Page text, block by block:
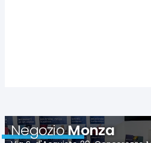
NegozioMonza